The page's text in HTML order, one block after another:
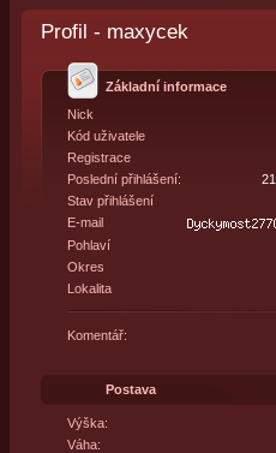
Profil - maxycek
Základní informace
Nick
Kód uživatele
Registrace
Poslední přihlášení:
Stav přihlášení
E-mail
Pohlaví
Okres
Lokalita
Komentář:
Postava
Výška:
Váha: